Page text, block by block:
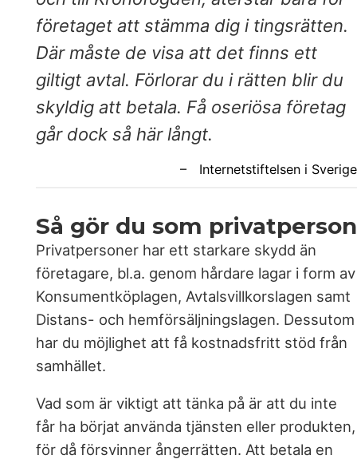
företaget att stämma dig i tingsrätten.
Där måste de visa att det finns ett
giltigt avtal. Förlorar du i rätten blir du
skyldig att betala. Få oseriösa företag
går dock så här långt.
Så gör du som privatperson
Privatpersoner har ett starkare skydd än
företagare, bl.a. genom hårdare lagar i form av
Konsumentköplagen, Avtalsvillkorslagen samt
Distans- och hemförsäljningslagen. Dessutom
har du möjlighet att få kostnadsfritt stöd från
samhället.
Vad som är viktigt att tänka på är att du inte
får ha börjat använda tjänsten eller produkten,
för då försvinner ångerrätten. Att betala en